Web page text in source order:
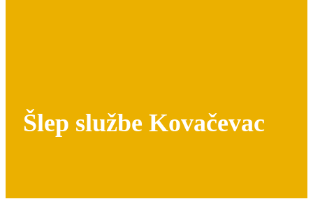
Šlep službe Kovačevac